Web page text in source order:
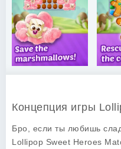
Концепция игры
Бро, если ты любишь
Lollipop Sweet Heroes